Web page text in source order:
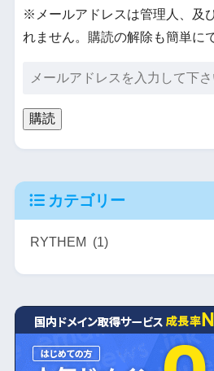
※メールアドレスは管理人、及
れません。購読の解除も簡単に
購読
カテゴリー